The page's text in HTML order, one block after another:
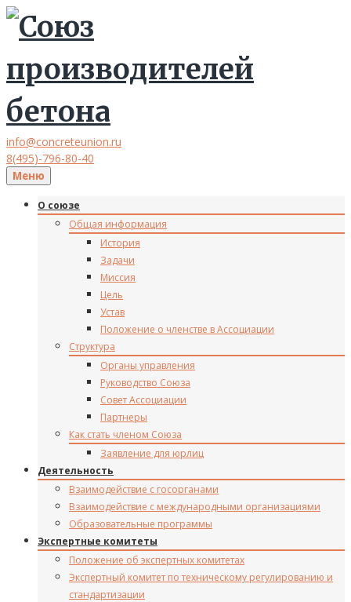
info@concreteunion.ru
8(495)-796-80-40
Меню
О союзе
Общая информация
История
Задачи
Миссия
Цель
Устав
Положение о членстве в Ассоциации
Структура
Органы управления
Руководство Союза
Совет Ассоциации
Партнеры
Как стать членом Союза
Заявление для юрлиц
Деятельность
Взаимодействие с госорганами
Взаимодействие с международными организациями
Образовательные программы
Экспертные комитеты
Положение об экспертных комитетах
Экспертный комитет по техническому регулированию и
стандартизации